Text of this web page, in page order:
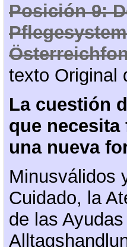
Posición 9:
texto Original
La cuestión
que necesita
una nueva
Minusválidos
Cuidado, la
de las